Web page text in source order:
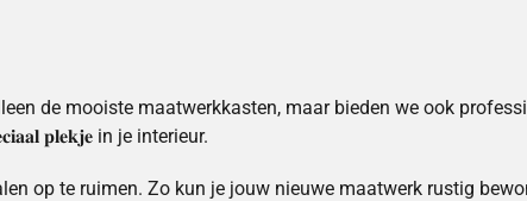
de mooiste maatwerkkasten, maar bieden we ook
𝐩𝐥𝐞𝐤𝐣𝐞 in je interieur.
op te ruimen. Zo kun je jouw nieuwe maatwerk rustig